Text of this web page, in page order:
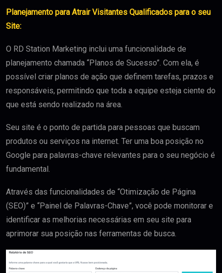
Planejamento para Atrair Visitantes Qualificados para o seu
Site:
O RD Station Marketing inclui uma funcionalidade de
planejamento chamada “Planos de Sucesso”. Com ela, é
possível criar planos de ação que definem tarefas, prazos e
responsáveis, permitindo que toda a equipe esteja ciente do
que está sendo realizado na área.
Seu site é o ponto de partida para pessoas que buscam
produtos ou serviços na internet. Ter uma boa posição no
Google para palavras-chave relevantes para o seu negócio é
fundamental.
Através das funcionalidades de “Otimização de Página
(SEO)” e “Painel de Palavras-Chave”, você pode monitorar e
identificar as melhorias necessárias em seu site para
aprimorar sua posição nas ferramentas de busca.